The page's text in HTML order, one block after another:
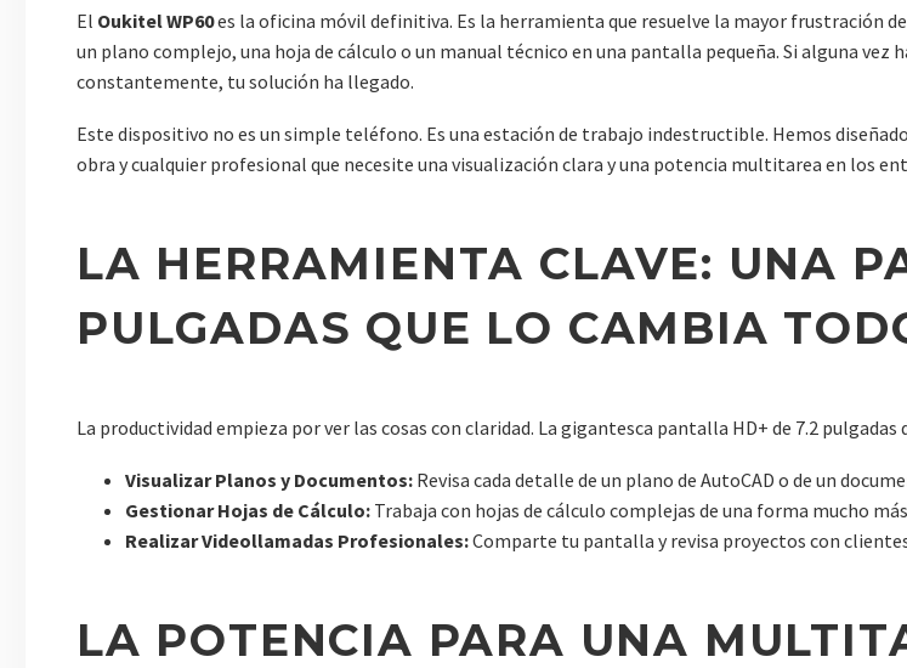
El Oukitel WP60es la oficina móvil definitiva. Es la herramienta que resuelve la mayor frustración
un plano complejo, una hoja de cálculo o un manual técnico en una pantalla pequeña. Si alguna vez
constantemente, tu solución ha llegado.
Este dispositivo no es un simple teléfono. Es una estación de trabajo indestructible. Hemos
obra y cualquier profesional que necesite una visualización clara y una potencia multitarea en los
LA HERRAMIENTA CLAVE: UNA
PULGADAS QUE LO CAMBIA
La productividad empieza por ver las cosas con claridad. La gigantesca pantalla HD+ de 7.2
Visualizar Planos y Documentos: Revisa cada detalle de un plano de AutoCAD o de un
Gestionar Hojas de Cálculo: Trabaja con hojas de cálculo complejas de una forma mucho
Realizar Videollamadas Profesionales:Comparte tu pantalla y revisa proyectos con
LA POTENCIA PARA UNA